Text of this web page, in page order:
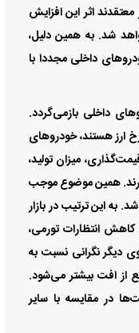
اثر این افزایش
شد. به همین دلیل،
داخلی مجددا با
داخلی بازمی‌گردد.
ارز هستند، خودرو‌های
میزان تولید،
همین موضوع موجب
به این ترتیب در بازار
انتظارات تورمی،
دیگر نگرانی نسبت به
از افت بیشتر می‌شود.
در مقایسه با سایر